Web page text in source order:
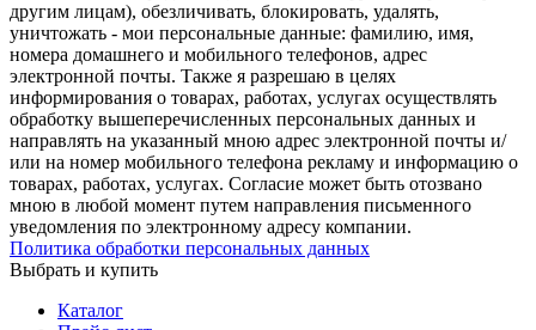
другим лицам), обезличивать, блокировать, удалять,
уничтожать - мои персональные данные: фамилию, имя,
номера домашнего и мобильного телефонов, адрес
электронной почты. Также я разрешаю в целях
информирования о товарах, работах, услугах осуществлять
обработку вышеперечисленных персональных данных и
направлять на указанный мною адрес электронной почты и/
или на номер мобильного телефона рекламу и информацию о
товарах, работах, услугах. Согласие может быть отозвано
мною в любой момент путем направления письменного
уведомления по электронному адресу компании.
Политика обработки персональных данных
Выбрать и купить
Каталог